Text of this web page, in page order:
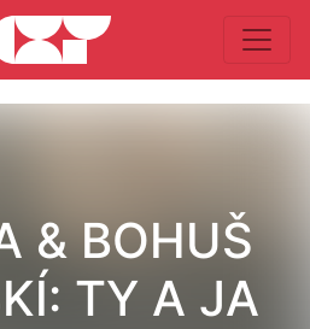
& BOHUŠ
TY A JA